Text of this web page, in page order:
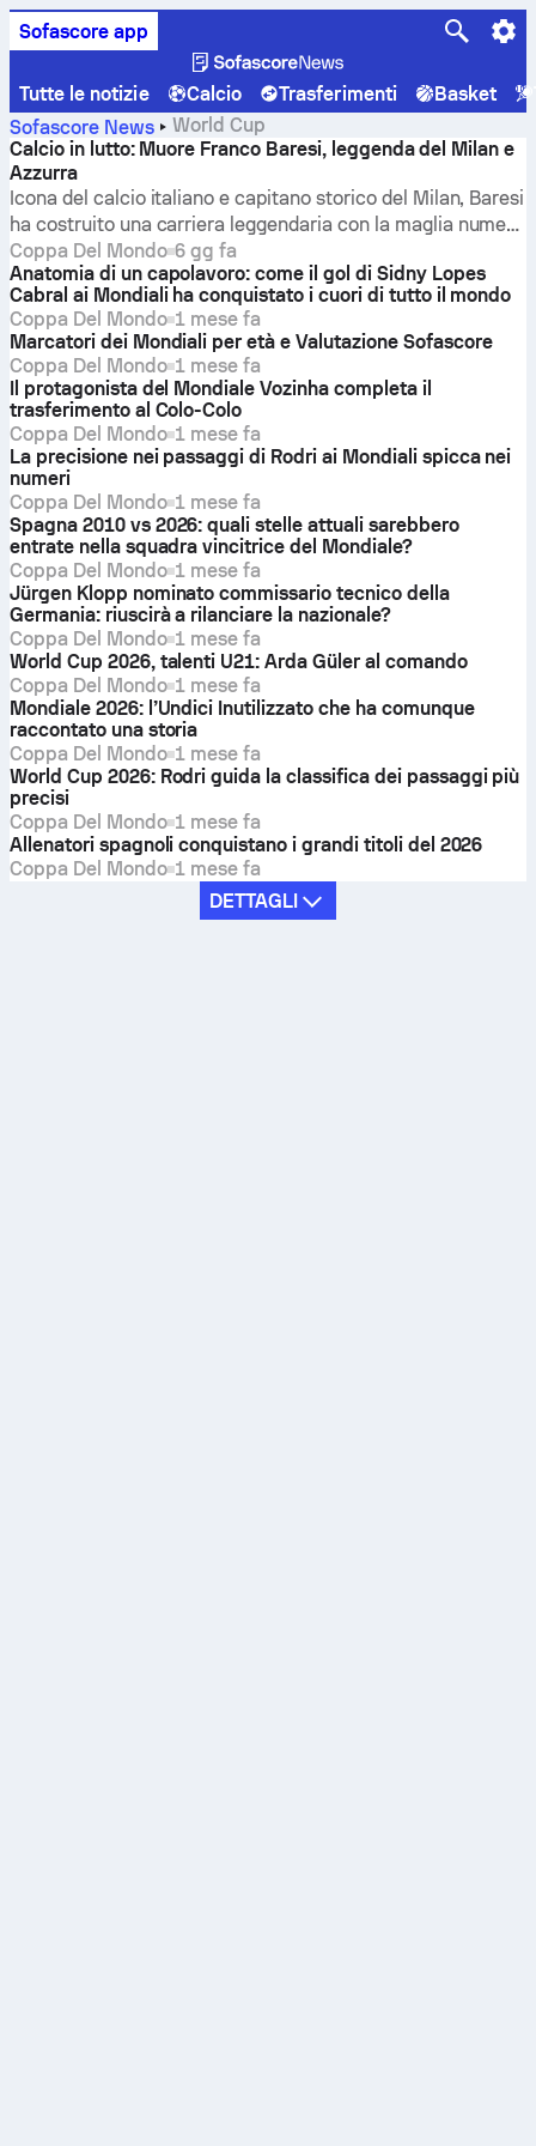
Sofascore app
Tutte le notizie Calcio Trasferimenti Basket
Sofascore News
World Cup
Calcio in lutto: Muore Franco Baresi, leggenda del Milan e
Azzurra
Icona del calcio italiano e capitano storico del Milan, Baresi
ha costruito una carriera leggendaria con la maglia numero
6 rossonera, disputando 719 partite con il club, e ha vestito
l’azzurra per 13 anni, vincendo i Mondiali del 1982 e
raggiungendo la finale dell’edizione 1994 contro il Brasile.
Coppa Del Mondo 6 gg fa
Anatomia di un capolavoro: come il gol di Sidny Lopes
Cabral ai Mondiali ha conquistato i cuori di tutto il mondo
Coppa Del Mondo 1 mese fa
Marcatori dei Mondiali per età e Valutazione Sofascore
Coppa Del Mondo 1 mese fa
Il protagonista del Mondiale Vozinha completa il
trasferimento al Colo-Colo
Coppa Del Mondo 1 mese fa
La precisione nei passaggi di Rodri ai Mondiali spicca nei
numeri
Coppa Del Mondo 1 mese fa
Spagna 2010 vs 2026: quali stelle attuali sarebbero
entrate nella squadra vincitrice del Mondiale?
Coppa Del Mondo 1 mese fa
Jürgen Klopp nominato commissario tecnico della
Germania: riuscirà a rilanciare la nazionale?
Coppa Del Mondo 1 mese fa
World Cup 2026, talenti U21: Arda Güler al comando
Coppa Del Mondo 1 mese fa
Mondiale 2026: l’Undici Inutilizzato che ha comunque
raccontato una storia
Coppa Del Mondo 1 mese fa
World Cup 2026: Rodri guida la classifica dei passaggi più
precisi
Coppa Del Mondo 1 mese fa
Allenatori spagnoli conquistano i grandi titoli del 2026
Coppa Del Mondo 1 mese fa
DETTAGLI